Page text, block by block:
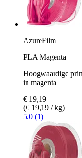
AzureFilm
PLA Magenta
Hoogwaardige
in magenta
€ 19,19
(€ 19,19 / kg)
5.0 (1)